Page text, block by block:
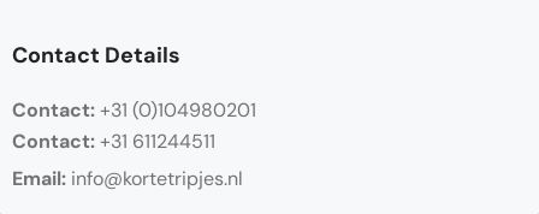
Contact Details
Contact:+31 (0)104980201
Contact:+31 611244511
Email: info@kortetripjes.nl